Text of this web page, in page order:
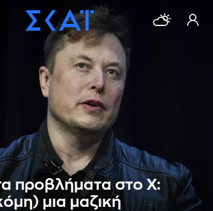
προβλήματα στο Χ:
μια μαζική